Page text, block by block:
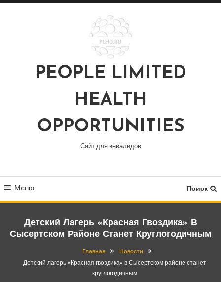
Перейти
PEOPLE LIMITED
HEALTH
OPPORTUNITIES
Сайт для инвалидов
Меню Поиск
Детский Лагерь «Красная Гвоздика» В
Сысертском Районе Станет Круглогодичным
Главная
Новости
Детский лагерь «Красная гвоздика» в Сысертском районе станет
круглогодичным